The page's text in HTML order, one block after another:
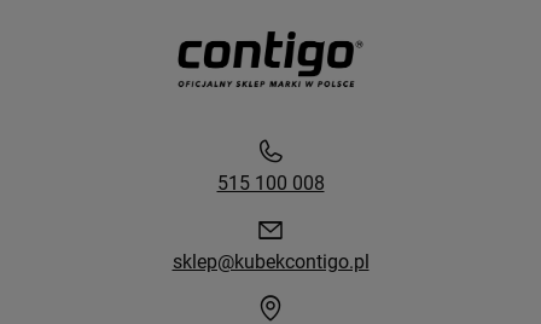
515 100 008
sklep@kubekcontigo.pl